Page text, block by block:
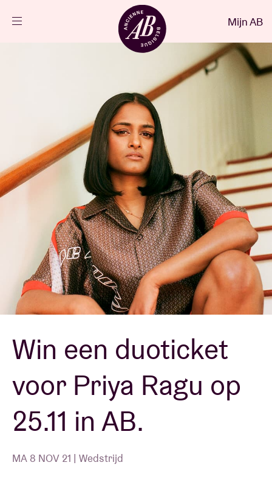
Projecten
Nieuws
Bezoekersinfo
AB ❤ you
Zaalhuur
BRDCST
ABtv
Concertcheque
Over AB
Mijn AB
Win een duoticket
voor Priya Ragu op
25.11 in AB.
MA 8 NOV 21 | Wedstrijd